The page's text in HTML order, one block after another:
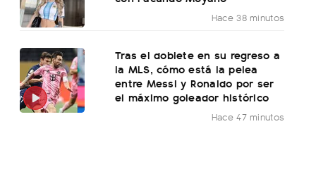
Hace 38 minutos
Tras el doblete en su regreso a
la MLS, cómo está la pelea
entre Messi y Ronaldo por ser
el máximo goleador histórico
Hace 47 minutos